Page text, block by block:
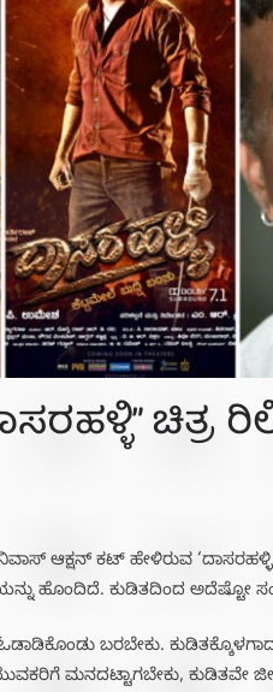
ಚಿತ್ರ
ಆಕ್ಷನ್ ಕಟ್ ಹೇಳಿರುವ
ಹೊಂದಿದೆ. ಕುಡಿತದಿಂದ ಅದೆಷ್ಟೋ
ಬರಬೇಕು.
ಮನದಟ್ಟಾಗಬೇಕು, ಕುಡಿತವೇ